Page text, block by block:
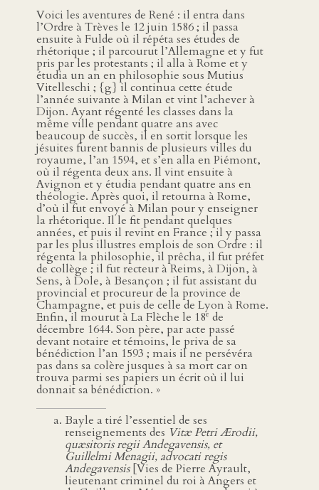
Voici les aventures de René : il entra dans
l’Ordre à Trèves le 12 juin 1586 ; il passa
ensuite à Fulde où il répéta ses études de
rhétorique ; il parcourut l’Allemagne et y fut
pris par les protestants ; il alla à Rome et y
étudia un an en philosophie sous Mutius
Vitelleschi ; {g} il continua cette étude
l’année suivante à Milan et vint l’achever à
Dijon. Ayant régenté les classes dans la
même ville pendant quatre ans avec
beaucoup de succès, il en sortit lorsque les
jésuites furent bannis de plusieurs villes du
royaume, l’an 1594, et s’en alla en Piémont,
où il régenta deux ans. Il vint ensuite à
Avignon et y étudia pendant quatre ans en
théologie. Après quoi, il retourna à Rome,
d’où il fut envoyé à Milan pour y enseigner
la rhétorique. Il le fit pendant quelques
années, et puis il revint en France ; il y passa
par les plus illustres emplois de son Ordre : il
régenta la philosophie, il prêcha, il fut préfet
de collège ; il fut recteur à Reims, à Dijon, à
Sens, à Dole, à Besançon ; il fut assistant du
provincial et procureur de la province de
Champagne, et puis de celle de Lyon à Rome.
Enfin, il mourut à La Flèche le 18e de
décembre 1644. Son père, par acte passé
devant notaire et témoins, le priva de sa
bénédiction l’an 1593 ; mais il ne persévéra
pas dans sa colère jusques à sa mort car on
trouva parmi ses papiers un écrit où il lui
donnait sa bénédiction. »
Bayle a tiré l’essentiel de ses
renseignements des Vitæ Petri Ærodii,
quæsitoris regii Andegavensis, et
Guillelmi Menagii, advocati regis
Andegavensis[Vies de Pierre Ayrault,
lieutenant criminel du roi à Angers et